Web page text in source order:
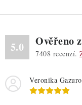
5.0 Ověřeno
7408 recenzí.
Veronika